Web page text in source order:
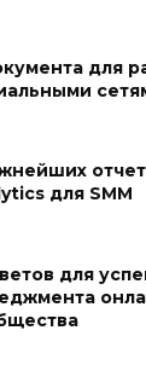
для
для SMM
для